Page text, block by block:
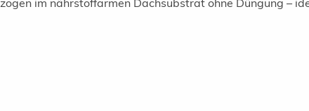
im nährstoffarmen Dachsubstrat ohne Düngung –